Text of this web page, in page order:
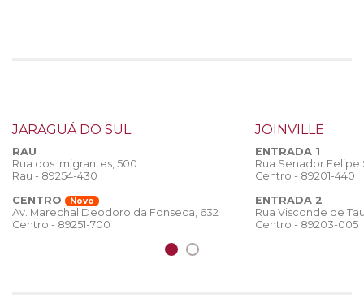
JARAGUÁ DO SUL
RAU
Rua dos Imigrantes, 500
Rau - 89254-430
CENTRO
Novo
Av. Marechal Deodoro da Fonseca, 632
Centro - 89251-700
JOINVILLE
ENTRADA 1
Rua Senador
Centro - 89201-440
ENTRADA 2
Rua Visconde de
Centro - 89203-005